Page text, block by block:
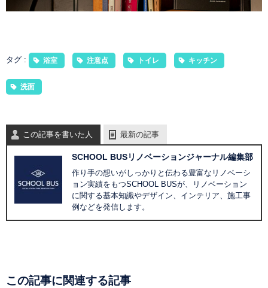
タグ : 浴室 注意点 トイレ キッチン
洗面
この記事を書いた人 最新の記事
SCHOOL BUSリノベーションジャーナル編集部
作り手の想いがしっかりと伝わる豊富なリノベーシ
ョン実績をもつSCHOOL BUSが、リノベーション
に関する基本知識やデザイン、インテリア、施工事
例などを発信します。
この記事に関連する記事